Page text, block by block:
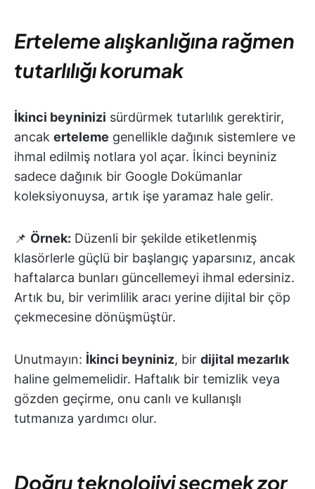
Erteleme alışkanlığına rağmen
tutarlılığı korumak
İkinci beyninizi sürdürmek tutarlılık gerektirir,
ancak erteleme genellikle dağınık sistemlere ve
ihmal edilmiş notlara yol açar. İkinci beyniniz
sadece dağınık bir Google Dokümanlar
koleksiyonuysa, artık işe yaramaz hale gelir.
📌 Örnek: Düzenli bir şekilde etiketlenmiş
klasörlerle güçlü bir başlangıç yaparsınız, ancak
haftalarca bunları güncellemeyi ihmal edersiniz.
Artık bu, bir verimlilik aracı yerine dijital bir çöp
çekmecesine dönüşmüştür.
Unutmayın: İkinci beyniniz, bir dijital mezarlık
haline gelmemelidir. Haftalık bir temizlik veya
gözden geçirme, onu canlı ve kullanışlı
tutmanıza yardımcı olur.
Doğru teknolojiyi seçmek zor